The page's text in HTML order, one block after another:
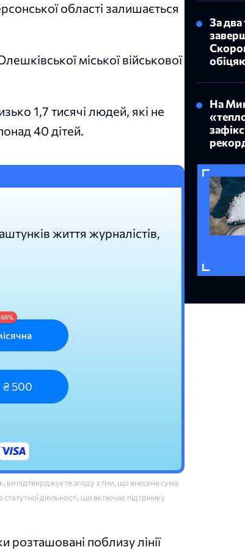
області залишається
міської військової
1,7 тисячі людей, які не
40 дітей.
життя журналістів,
₴ 500
підтверджуєте згоду з тим, що внесена сума
діяльності, що включає підтримку
поблизу лінії
За
На